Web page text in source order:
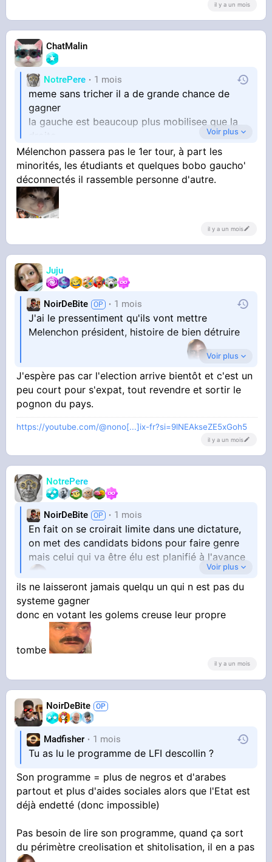
il y a un mois
ChatMalin
NotrePere 1 mois
meme sans tricher il a de grande chance de
gagner
la gauche est beaucoup plus mobilisee que la
plus le barrage, c est plie en vrai
Voir plus
Mélenchon passera pas le 1er tour, à part les
minorités, les étudiants et quelques bobo gaucho'
déconnectés il rassemble personne d'autre.
il y a un mois
Juju
NoirDeBite 1 mois
J'ai le pressentiment qu'ils vont mettre
Melenchon président, histoire de bien détruire
Toutes les villes/banlieues et certaines
campagnes ressemblent à la vision de
Melenchon donc autant aller jusqu'au bout
Ça craint
Voir plus
J'espère pas car l'election arrive bientôt et c'est un
peu court pour s'expat, tout revendre et sortir le
pognon du pays.
https://youtube.com/@nono[...]ix-fr?si=9lNEAkseZE5xGoh5
il y a un mois
NotrePere
NoirDeBite 1 mois
En fait on se croirait limite dans une dictature,
on met des candidats bidons pour faire genre
mais celui qui va être élu est planifié à l'avance
Voir plus
ils ne laisseront jamais quelqu un qui n est pas du
systeme gagner
donc en votant les golems creuse leur propre
tombe
il y a un mois
NoirDeBite
Madfisher 1 mois
Tu as lu le programme de LFI descollin ?
Son programme = plus de negros et d'arabes
partout et plus d'aides sociales alors que l'Etat est
déjà endetté (donc impossible)
Pas besoin de lire son programme, quand ça sort
du périmètre creolisation et shitolisation, il en a pas